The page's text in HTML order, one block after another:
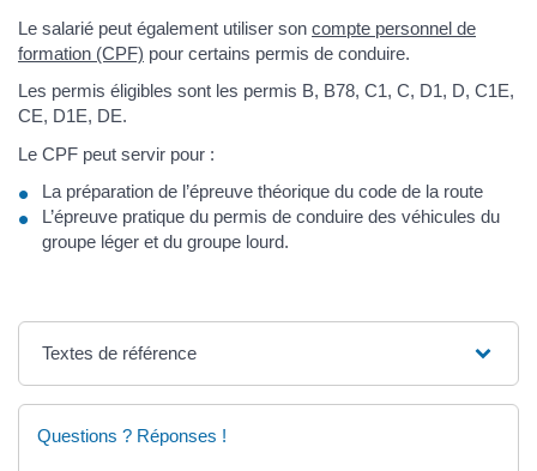
Le salarié peut également utiliser son compte personnel de
formation (CPF) pour certains permis de conduire.
Les permis éligibles sont les permis B, B78, C1, C, D1, D, C1E,
CE, D1E, DE.
Le CPF peut servir pour :
La préparation de l’épreuve théorique du code de la route
L’épreuve pratique du permis de conduire des véhicules du
groupe léger et du groupe lourd.
Textes de référence
Questions ? Réponses !